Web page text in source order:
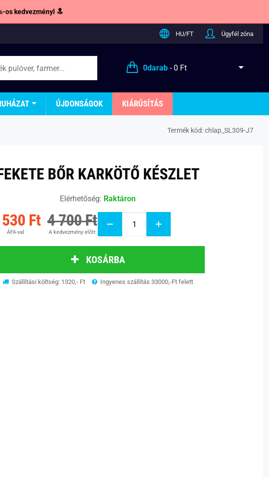
os kedvezményl 🔝
HU/FT Ügyfél zóna
0darab- 0 Ft
ÚJDONSÁGOK KIÁRÚSÍTÁS
Termék kód:chlap_SL309-J7
BŐR KARKÖTŐ KÉSZLET
Elérhetőség: Raktáron
Ft
ÁFA-val
4 700 Ft
A kedvezmény előtt
KOSÁRBA
Szállítási költség: 1320,- Ft Ingyenes szállítás 33000,-Ft felett